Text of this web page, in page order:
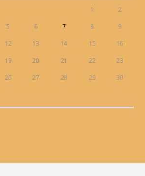
1 2
5 6 7 8 9
12 13 14 15 16
19 20 21 22 23
26 27 28 29 30